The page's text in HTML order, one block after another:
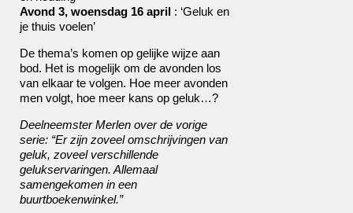
Avond 3, woensdag 16 april : ‘Geluk en
je thuis voelen’
De thema’s komen op gelijke wijze aan
bod. Het is mogelijk om de avonden los
van elkaar te volgen. Hoe meer avonden
men volgt, hoe meer kans op geluk…?
Deelneemster Merlen over de vorige
serie: “Er zijn zoveel omschrijvingen van
geluk, zoveel verschillende
gelukservaringen. Allemaal
samengekomen in een
buurtboekenwinkel.”